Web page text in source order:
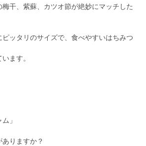
、紫蘇、カツオ節が絶妙にマッチした
リのサイズで、食べやすいはちみつ
す。
」
りますか？